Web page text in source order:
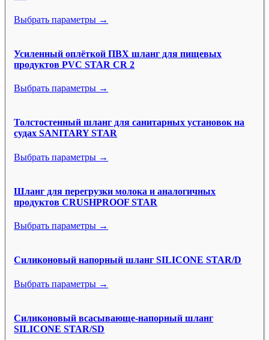
Выбрать параметры →
Усиленный оплёткой ПВХ шланг для пищевых
продуктов PVC STAR CR 2
Выбрать параметры →
Толстостенный шланг для санитарных установок на
судах SANITARY STAR
Выбрать параметры →
Шланг для перегрузки молока и аналогичных
продуктов CRUSHPROOF STAR
Выбрать параметры →
Силиконовый напорный шланг SILICONE STAR/D
Выбрать параметры →
Силиконовый всасывающе-напорный шланг
SILICONE STAR/SD